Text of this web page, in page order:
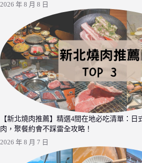
2026 年 8 月 8 日
【新北燒肉推薦】精選4間在地必吃清單：日
肉，聚餐約會不踩雷全攻略！
2026 年 8 月 7 日